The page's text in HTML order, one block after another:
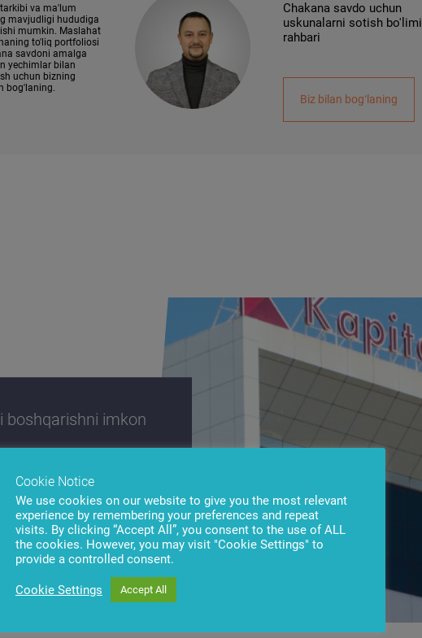
va ma'lum
mavjudligi hududiga
mumkin. Maslahat
to'liq portfoliosi
savdoni amalga
yechimlar bilan
uchun bizning
bog'laning.
Chakana savdo uchun
uskunalarni sotish bo'limi
rahbari
Biz bilan bogʻlaning
boshqarishni imkon
Cookie Notice
We use cookies on our website to give you the most relevant
experience by remembering your preferences and repeat
visits. By clicking “Accept All”, you consent to the use of ALL
the cookies. However, you may visit "Cookie Settings" to
provide a controlled consent.
Cookie Settings Accept All